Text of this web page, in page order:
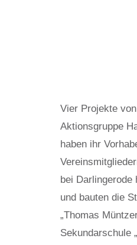
Vier Projekte
Aktionsgruppe
haben ihr
bei
und bauten die
„Thomas
Sekundarschule